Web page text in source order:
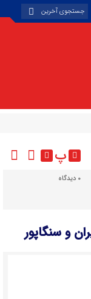
پ
دیدگاه
و سنگاپور